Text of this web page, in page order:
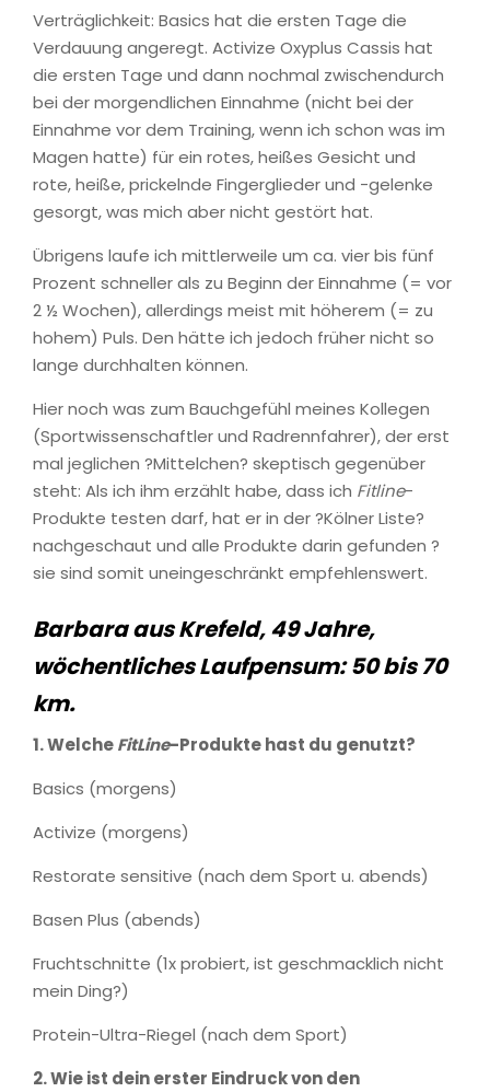
Verträglichkeit: Basics hat die ersten Tage die
Verdauung angeregt. Activize Oxyplus Cassis hat
die ersten Tage und dann nochmal zwischendurch
bei der morgendlichen Einnahme (nicht bei der
Einnahme vor dem Training, wenn ich schon was im
Magen hatte) für ein rotes, heißes Gesicht und
rote, heiße, prickelnde Fingerglieder und -gelenke
gesorgt, was mich aber nicht gestört hat.
Übrigens laufe ich mittlerweile um ca. vier bis fünf
Prozent schneller als zu Beginn der Einnahme (= vor
2 ½ Wochen), allerdings meist mit höherem (= zu
hohem) Puls. Den hätte ich jedoch früher nicht so
lange durchhalten können.
Hier noch was zum Bauchgefühl meines Kollegen
(Sportwissenschaftler und Radrennfahrer), der erst
mal jeglichen ?Mittelchen? skeptisch gegenüber
steht: Als ich ihm erzählt habe, dass ich Fitline-
Produkte testen darf, hat er in der ?Kölner Liste?
nachgeschaut und alle Produkte darin gefunden ?
sie sind somit uneingeschränkt empfehlenswert.
Barbara aus Krefeld, 49 Jahre,
wöchentliches Laufpensum: 50 bis 70
km.
1. WelcheFitLine-Produkte hast du genutzt?
Basics (morgens)
Activize (morgens)
Restorate sensitive (nach dem Sport u. abends)
Basen Plus (abends)
Fruchtschnitte (1x probiert, ist geschmacklich nicht
mein Ding?)
Protein-Ultra-Riegel (nach dem Sport)
2. Wie ist dein erster Eindruck von den